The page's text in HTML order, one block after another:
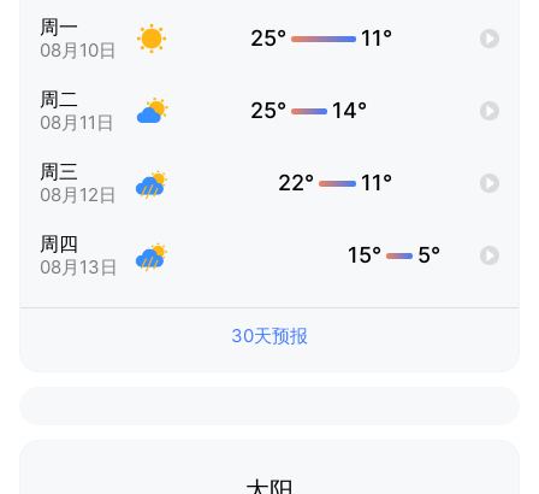
周一
08月10日 25° 11°
周二
08月11日 25° 14°
周三
08月12日 22° 11°
周四
08月13日 15° 5°
30天预报